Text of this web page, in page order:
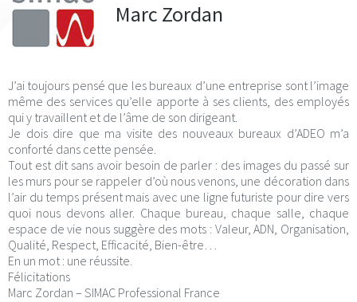
Marc Zordan
J’ai toujours pensé que les bureaux d’une entreprise sont l’image
même des services qu’elle apporte à ses clients, des employés
qui y travaillent et de l’âme de son dirigeant.
Je dois dire que ma visite des nouveaux bureaux d’ADEO m’a
conforté dans cette pensée.
Tout est dit sans avoir besoin de parler : des images du passé sur
les murs pour se rappeler d’où nous venons, une décoration dans
l’air du temps présent mais avec une ligne futuriste pour dire vers
quoi nous devons aller. Chaque bureau, chaque salle, chaque
espace de vie nous suggère des mots : Valeur, ADN, Organisation,
Qualité, Respect, Efficacité, Bien-être…
En un mot : une réussite.
Félicitations
Marc Zordan – SIMAC Professional France